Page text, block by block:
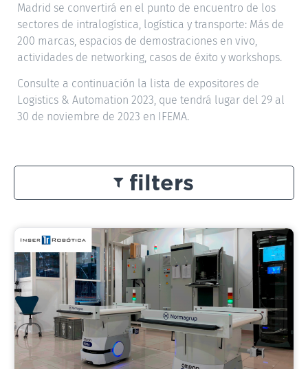
Madrid se convertirá en el punto de encuentro de los
sectores de intralogística, logística y transporte: Más de
200 marcas, espacios de demostraciones en vivo,
actividades de networking, casos de éxito y workshops.
Consulte a continuación la lista de expositores de
Logistics & Automation 2023, que tendrá lugar del 29 al
30 de noviembre de 2023 en IFEMA.
filters